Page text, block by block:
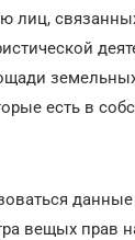
лиц,
есть в
данные
вещых прав